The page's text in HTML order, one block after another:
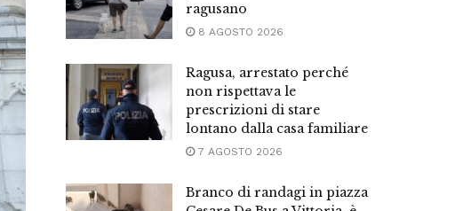
ragusano
8 AGOSTO 2026
Ragusa, arrestato perché
non rispettava le
prescrizioni di stare
lontano dalla casa familiare
7 AGOSTO 2026
Branco di randagi in piazza